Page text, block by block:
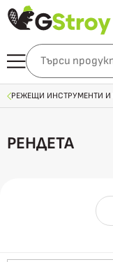
РЕЖЕЩИ ИНСТРУМЕНТИ И
РЕНДЕТА